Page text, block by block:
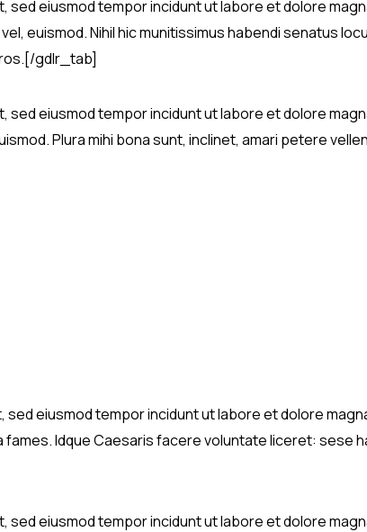
eiusmod tempor incidunt ut labore et dolore
euismod. Nihil hic munitissimus habendi senatus
gdlr_tab]
eiusmod tempor incidunt ut labore et dolore
Plura mihi bona sunt, inclinet, amari petere
eiusmod tempor incidunt ut labore et dolore
Idque Caesaris facere voluntate liceret: sese
eiusmod tempor incidunt ut labore et dolore